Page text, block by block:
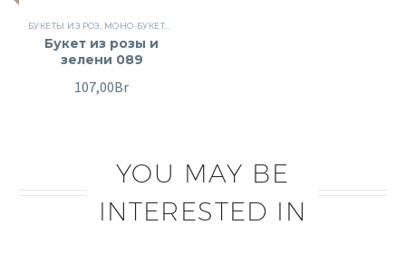
БУКЕТЫ ИЗ РОЗ МОНО-БУКЕТЫ
Букет из розы и
зелени 089
107,00Br
YOU MAY BE
INTERESTED IN